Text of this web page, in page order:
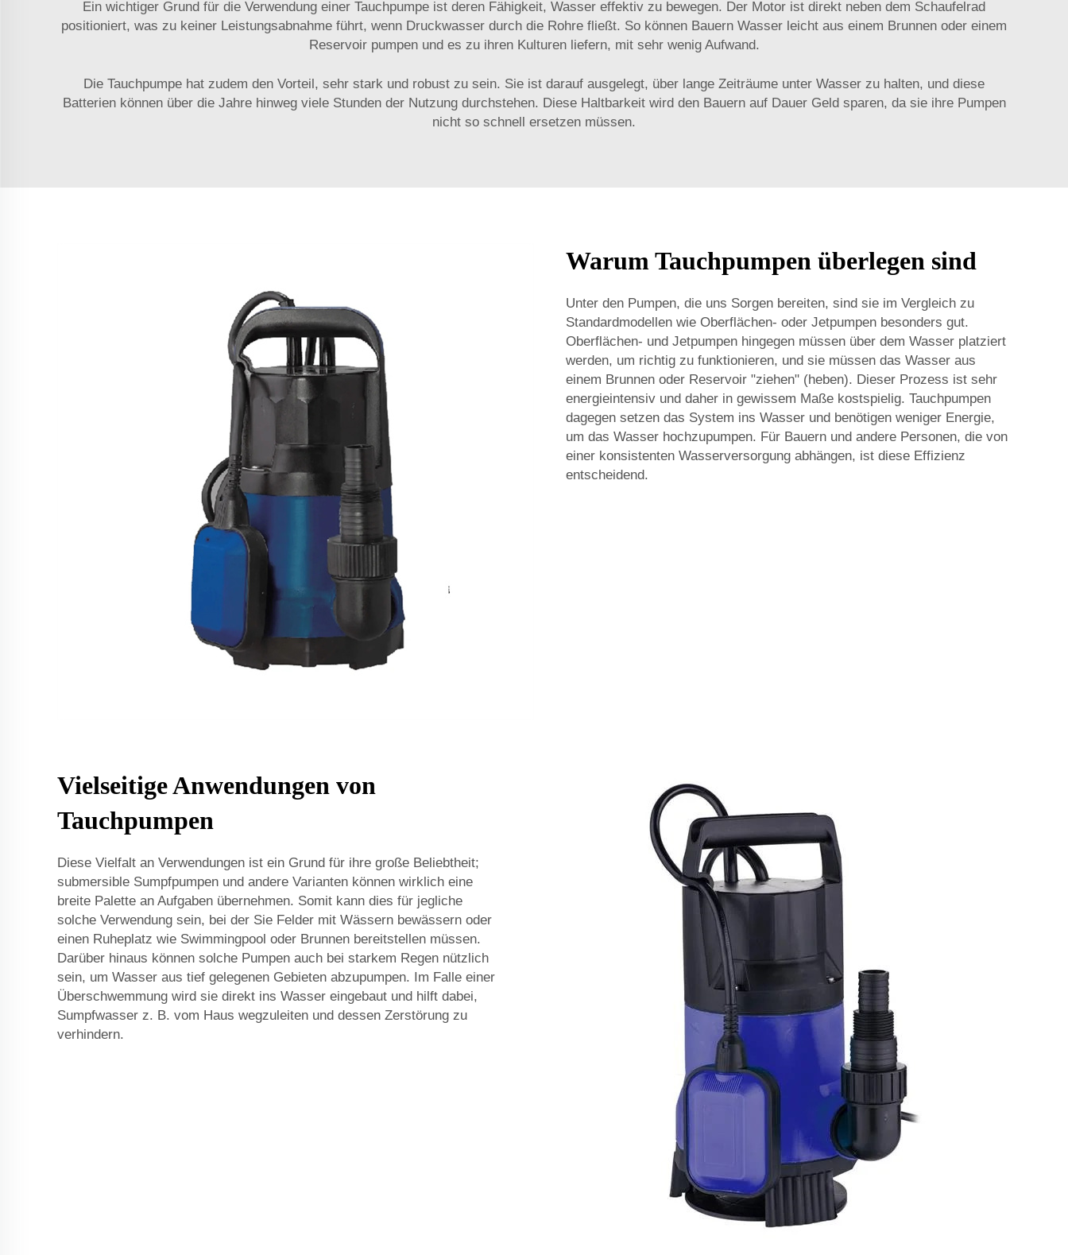
Ein wichtiger Grund für die Verwendung einer Tauchpumpe ist deren Fähigkeit, Wasser effektiv zu bewegen. Der Motor ist direkt neben dem Schaufelrad
positioniert, was zu keiner Leistungsabnahme führt, wenn Druckwasser durch die Rohre fließt. So können Bauern Wasser leicht aus einem Brunnen oder einem
Reservoir pumpen und es zu ihren Kulturen liefern, mit sehr wenig Aufwand.
Die Tauchpumpe hat zudem den Vorteil, sehr stark und robust zu sein. Sie ist darauf ausgelegt, über lange Zeiträume unter Wasser zu halten, und diese
Batterien können über die Jahre hinweg viele Stunden der Nutzung durchstehen. Diese Haltbarkeit wird den Bauern auf Dauer Geld sparen, da sie ihre Pumpen
nicht so schnell ersetzen müssen.
Warum Tauchpumpen überlegen sind
Unter den Pumpen, die uns Sorgen bereiten, sind sie im Vergleich zu
Standardmodellen wie Oberflächen- oder Jetpumpen besonders gut.
Oberflächen- und Jetpumpen hingegen müssen über dem Wasser platziert
werden, um richtig zu funktionieren, und sie müssen das Wasser aus
einem Brunnen oder Reservoir "ziehen" (heben). Dieser Prozess ist sehr
energieintensiv und daher in gewissem Maße kostspielig. Tauchpumpen
dagegen setzen das System ins Wasser und benötigen weniger Energie,
um das Wasser hochzupumpen. Für Bauern und andere Personen, die von
einer konsistenten Wasserversorgung abhängen, ist diese Effizienz
entscheidend.
Vielseitige Anwendungen von
Tauchpumpen
Diese Vielfalt an Verwendungen ist ein Grund für ihre große Beliebtheit;
submersible Sumpfpumpen und andere Varianten können wirklich eine
breite Palette an Aufgaben übernehmen. Somit kann dies für jegliche
solche Verwendung sein, bei der Sie Felder mit Wässern bewässern oder
einen Ruheplatz wie Swimmingpool oder Brunnen bereitstellen müssen.
Darüber hinaus können solche Pumpen auch bei starkem Regen nützlich
sein, um Wasser aus tief gelegenen Gebieten abzupumpen. Im Falle einer
Überschwemmung wird sie direkt ins Wasser eingebaut und hilft dabei,
Sumpfwasser z. B. vom Haus wegzuleiten und dessen Zerstörung zu
verhindern.